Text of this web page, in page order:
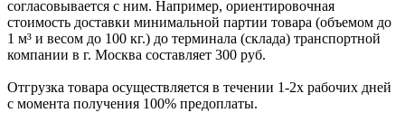
согласовывается с ним. Например, ориентировочная
стоимость доставки минимальной партии товара (объемом до
1 м³ и весом до 100 кг.) до терминала (склада) транспортной
компании в г. Москва составляет 300 руб.
Отгрузка товара осуществляется в течении 1-2х рабочих дней
с момента получения 100% предоплаты.